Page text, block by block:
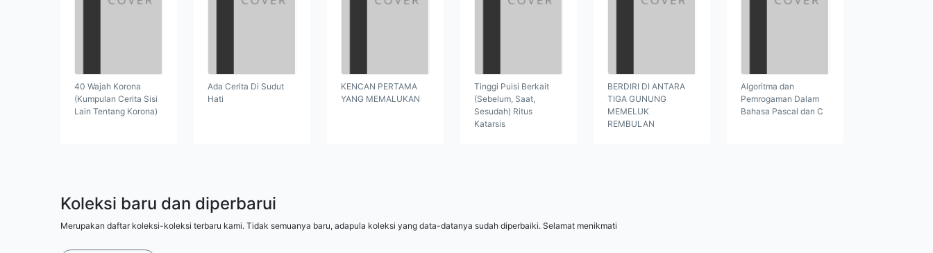
40 Wajah Korona
(Kumpulan Cerita Sisi
Lain Tentang Korona)
Ada Cerita Di Sudut
Hati
KENCAN PERTAMA
YANG MEMALUKAN
Tinggi Puisi Berkait
(Sebelum, Saat,
Sesudah) Ritus
Katarsis
BERDIRI DI ANTARA
TIGA GUNUNG
MEMELUK
REMBULAN
Algoritma dan
Pemrogaman Dalam
Bahasa Pascal dan C
Koleksi baru dan diperbarui
Merupakan daftar koleksi-koleksi terbaru kami. Tidak semuanya baru, adapula koleksi yang data-datanya sudah diperbaiki. Selamat menikmati